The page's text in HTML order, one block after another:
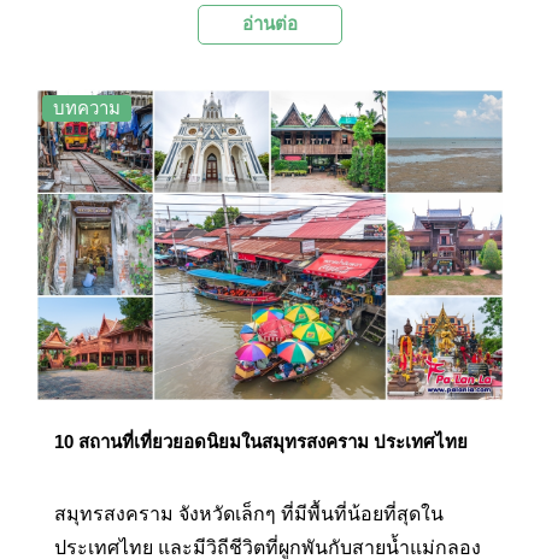
อ่านต่อ
บทความ
10 สถานที่เที่ยวยอดนิยมในสมุทรสงคราม ประเทศไทย
สมุทรสงคราม จังหวัดเล็กๆ ที่มีพื้นที่น้อยที่สุดใน
ประเทศไทย และมีวิถีชีวิตที่ผูกพันกับสายน้ำแม่กลอง